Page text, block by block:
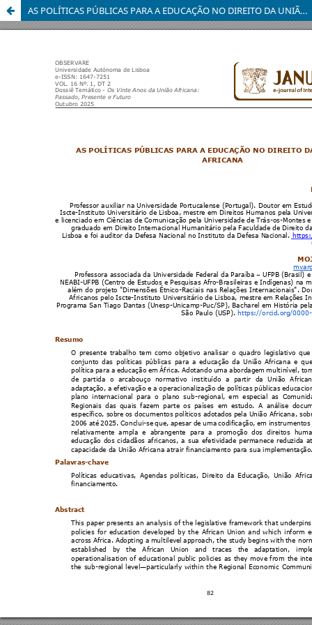
AS POLÍTICAS PÚBLICAS PARA A EDUCAÇÃO NO DIREITO DA UNIÃO AFRICANA